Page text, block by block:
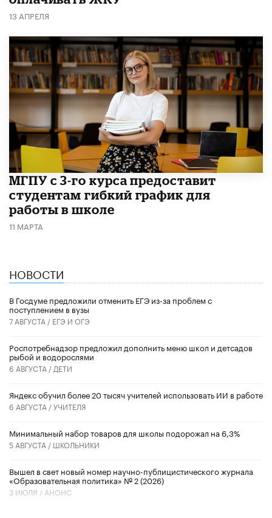
13 АПРЕЛЯ
МГПУ с 3-го курса предоставит
студентам гибкий график для
работы в школе
11 МАРТА
НОВОСТИ
В Госдуме предложили отменить ЕГЭ из-за проблем с
поступлением в вузы
7 АВГУСТА / ЕГЭ И ОГЭ
Роспотребнадзор предложил дополнить меню школ и детсадов
рыбой и водорослями
6 АВГУСТА / ДЕТИ
​Яндекс обучил более 20 тысяч учителей использовать ИИ в работе
6 АВГУСТА /УЧИТЕЛЯ
Минимальный набор товаров для школы подорожал на 6,3%
5 АВГУСТА / ШКОЛЬНИКИ
Вышел в свет новый номер научно-публицистического журнала
«Образовательная политика» № 2 (2026)
3 ИЮЛЯ / АНОНС